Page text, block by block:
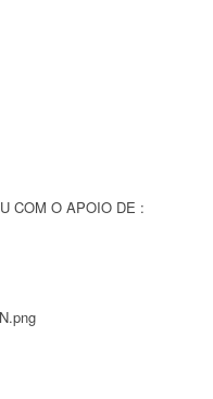
COM O APOIO DE :